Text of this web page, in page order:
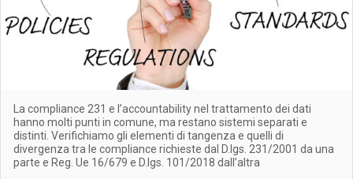
La compliance 231 e l’accountability nel trattamento dei dati
hanno molti punti in comune, ma restano sistemi separati e
distinti. Verifichiamo gli elementi di tangenza e quelli di
divergenza tra le compliance richieste dal D.lgs. 231/2001 da una
parte e Reg. Ue 16/679 e D.lgs. 101/2018 dall’altra